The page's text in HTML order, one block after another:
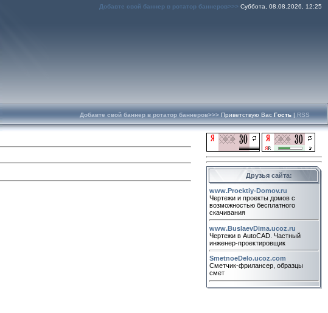
Добавте свой баннер в ротатор баннеров>>> Суббота, 08.08.2026, 12:25
Добавте свой баннер в ротатор баннеров>>> Приветствую Вас Гость | RSS
Друзья сайта:
www.Proektiy-Domov.ru
Чертежи и проекты домов с
возможностью бесплатного
скачивания
www.BuslaevDima.ucoz.ru
Чертежи в AutoCAD. Частный
инженер-проектировщик
SmetnoeDelo.ucoz.com
Сметчик-фрилансер, образцы
смет